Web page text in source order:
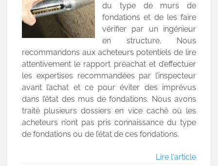
du type de murs de
fondations et de les faire
vérifier par un ingénieur
en structure. Nous
recommandons aux acheteurs potentiels de lire
attentivement le rapport préachat et d’effectuer
les expertises recommandées par l’inspecteur
avant l’achat et ce pour éviter des imprévus
dans l’état des mus de fondations. Nous avons
traité plusieurs dossiers en vice caché où les
acheteurs n’ont pas pris connaissance du type
de fondations ou de l’état de ces fondations.
Lire l'article